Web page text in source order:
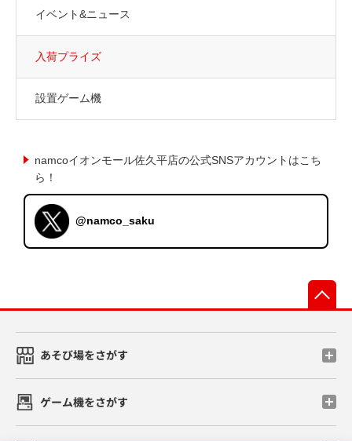
イベント&ニュース
入荷プライズ
設置ゲーム機
namcoイオンモール佐久平店の公式SNSアカウントはこち
ら！
@namco_saku
あそび場をさがす
ゲーム機をさがす